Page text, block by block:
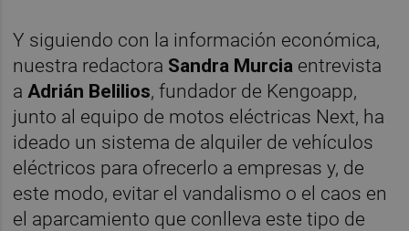
Y siguiendo con la información económica,
nuestra redactora Sandra Murcia entrevista
a Adrián Belilios, fundador de Kengoapp,
junto al equipo de motos eléctricas Next, ha
ideado un sistema de alquiler de vehículos
eléctricos para ofrecerlo a empresas y, de
este modo, evitar el vandalismo o el caos en
el aparcamiento que conlleva este tipo de